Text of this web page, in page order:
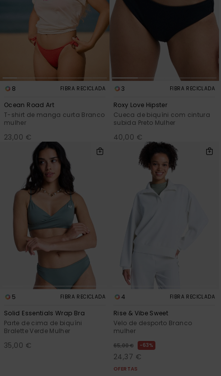
8 FIBRA RECICLADA
Ocean Road Art
T-shirt de manga curta Branco
mulher
23,00 €
3 FIBRA RECICLADA
Roxy Love Hipster
Cueca de biquíni com cintura
subida Preto Mulher
40,00 €
5 FIBRA RECICLADA
Solid Essentials Wrap Bra
Parte de cima de biquíni
Bralette Verde Mulher
35,00 €
4 FIBRA RECICLADA
Rise & Vibe Sweet
Velo de desporto Branco
mulher
65,00 € 63%
24,37 €
OFERTAS